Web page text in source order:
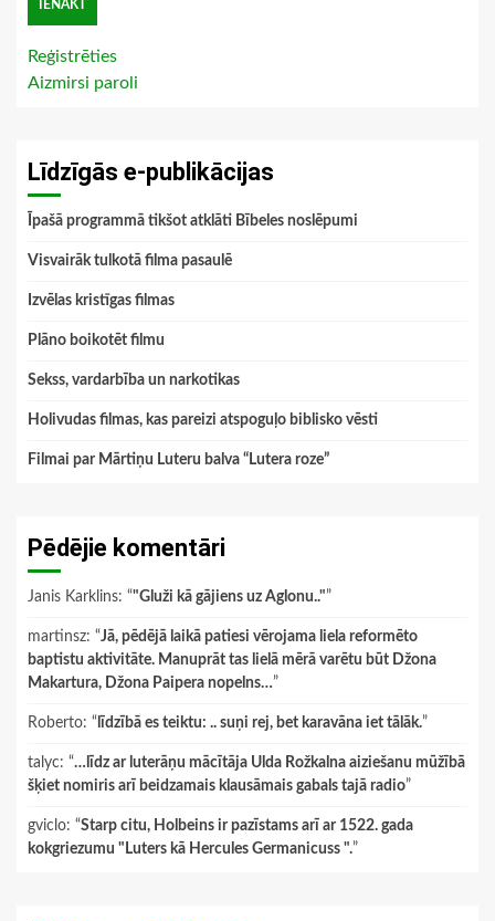
Reģistrēties
Aizmirsi paroli
Līdzīgās e-publikācijas
Īpašā programmā tikšot atklāti Bībeles noslēpumi
Visvairāk tulkotā filma pasaulē
Izvēlas kristīgas filmas
Plāno boikotēt filmu
Sekss, vardarbība un narkotikas
Holivudas filmas, kas pareizi atspoguļo biblisko vēsti
Filmai par Mārtiņu Luteru balva “Lutera roze”
Pēdējie komentāri
Janis Karklins: “"Gluži kā gājiens uz Aglonu.."”
martinsz: “Jā, pēdējā laikā patiesi vērojama liela reformēto
baptistu aktivitāte. Manuprāt tas lielā mērā varētu būt Džona
Makartura, Džona Paipera nopelns…”
Roberto: “ līdzībā es teiktu: .. suņi rej, bet karavāna iet tālāk.”
talyc: “…līdz ar luterāņu mācītāja Ulda Rožkalna aiziešanu mūžībā
šķiet nomiris arī beidzamais klausāmais gabals tajā radio”
gviclo: “Starp citu, Holbeins ir pazīstams arī ar 1522. gada
kokgriezumu "Luters kā Hercules Germanicuss ".”